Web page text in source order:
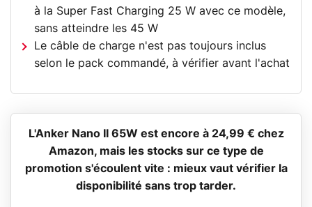
à la Super Fast Charging 25 W avec ce modèle,
sans atteindre les 45 W
Le câble de charge n'est pas toujours inclus
selon le pack commandé, à vérifier avant l'achat
L'Anker Nano II 65W est encore à 24,99 € chez
Amazon, mais les stocks sur ce type de
promotion s'écoulent vite : mieux vaut vérifier la
disponibilité sans trop tarder.